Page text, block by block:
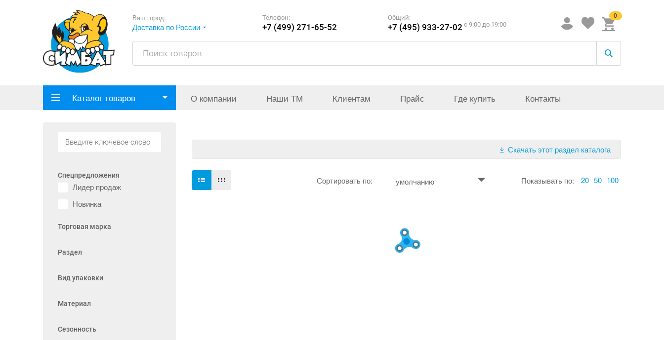
Ваш город:
Доставка по России
Телефон:
+7 (499) 271-65-52
Общий:
+7 (495) 933-27-02 c 9:00 до 19:00
0
Каталог товаров О компании Наши ТМ Клиентам Прайс Где купить Контакты
Спецпредложения
Лидер продаж
Новинка
Торговая марка
Раздел
Вид упаковки
Материал
Сезонность
Скачать этот раздел каталога
Сортировать по: умолчанию Показывать по: 20 50 100